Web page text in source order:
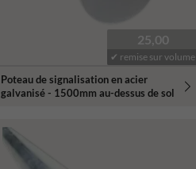
25,00
✔ remise sur volume
Poteau de signalisation en acier
galvanisé - 1500mm au-dessus de sol